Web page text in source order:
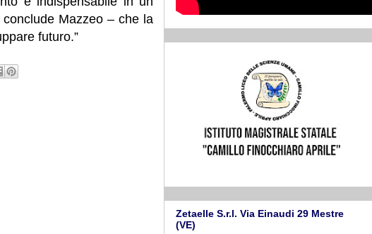
Mazzeo – che la
futuro.”
Zetaelle S.r.l. Via Einaudi 29 Mestre
(VE)